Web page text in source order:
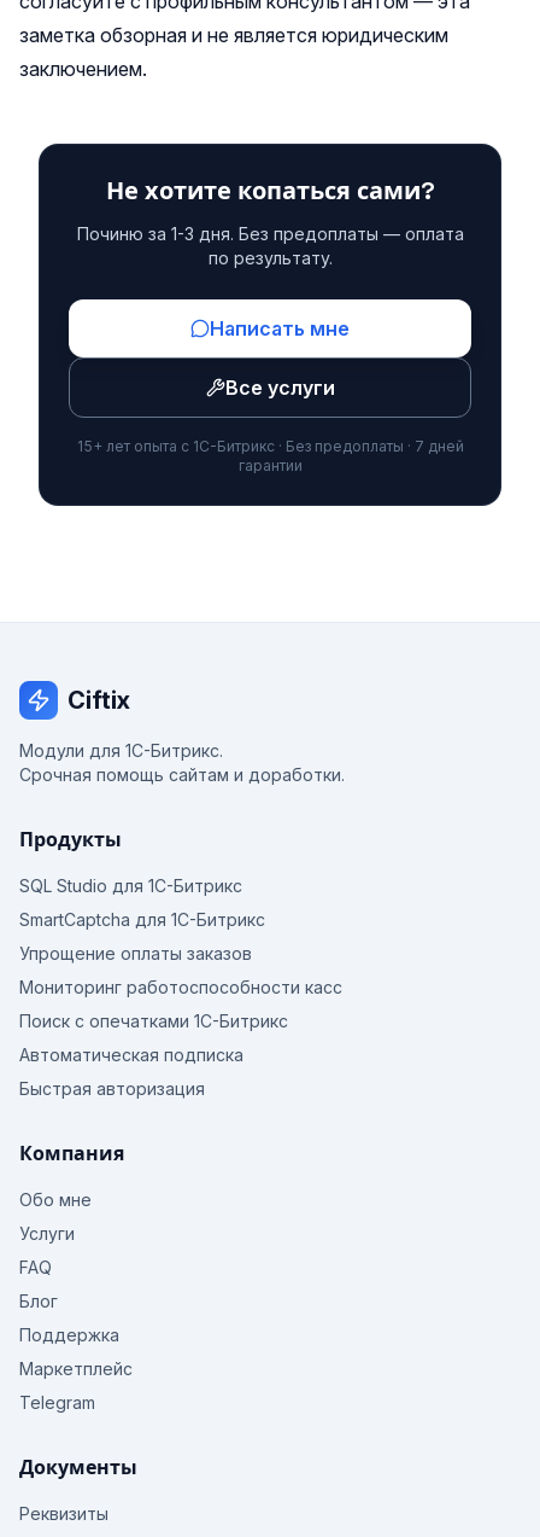
заметка обзорная и не является юридическим
заключением.
Не хотите копаться сами?
Починю за 1-3 дня. Без предоплаты — оплата
по результату.
Написать мне
Все услуги
15+ лет опыта с 1С-Битрикс · Без предоплаты · 7 дней
гарантии
Ciftix
Модули для 1С-Битрикс.
Срочная помощь сайтам и доработки.
Продукты
SQL Studio для 1С-Битрикс
SmartCaptcha для 1С-Битрикс
Упрощение оплаты заказов
Мониторинг работоспособности касс
Поиск с опечатками 1С-Битрикс
Автоматическая подписка
Быстрая авторизация
Компания
Обо мне
Услуги
FAQ
Блог
Поддержка
Маркетплейс
Telegram
Документы
Реквизиты